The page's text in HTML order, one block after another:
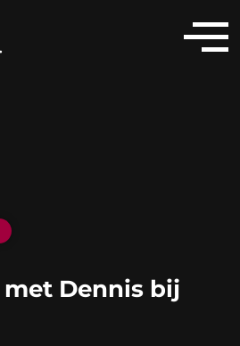
met Dennis bij